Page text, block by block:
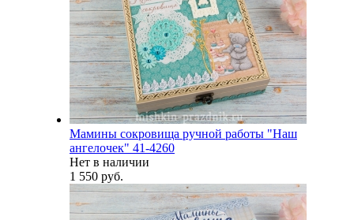
Мамины сокровища ручной работы "Наш
ангелочек" 41-4260
Нет в наличии
1 550 руб.